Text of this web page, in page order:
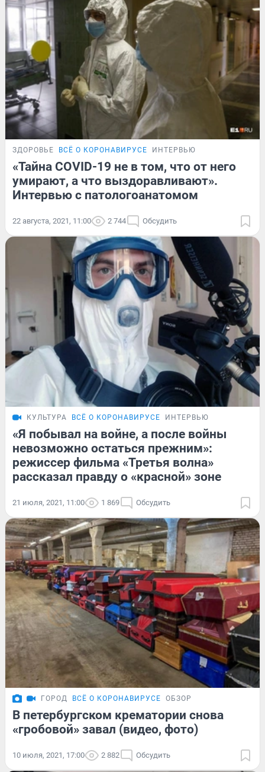
ЗДОРОВЬЕ ВСЁ О КОРОНАВИРУСЕ ИНТЕРВЬЮ
«Тайна COVID-19 не в том, что от него
умирают, а что выздоравливают».
Интервью с патологоанатомом
22 августа, 2021, 11:00 2 744 Обсудить
КУЛЬТУРА ВСЁ О КОРОНАВИРУСЕ ИНТЕРВЬЮ
«Я побывал на войне, а после войны
невозможно остаться прежним»:
режиссер фильма «Третья волна»
рассказал правду о «красной» зоне
21 июля, 2021, 11:00 1 869 Обсудить
ГОРОД ВСЁ О КОРОНАВИРУСЕ ОБЗОР
В петербургском крематории снова
«гробовой» завал (видео, фото)
10 июля, 2021, 17:00 2 882 Обсудить